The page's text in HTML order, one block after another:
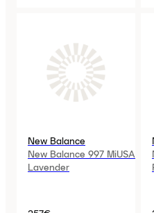
New Balance
New Balance 997 MiUSA
Lavender